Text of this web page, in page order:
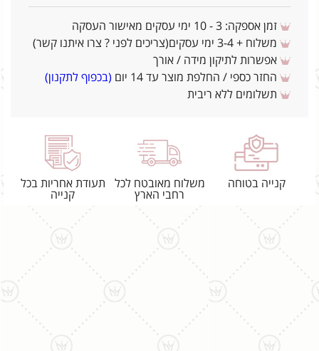
זמן אספקה: 3 - 10 ימי עסקים מאישור העסקה
משלוח + 3-4 ימי עסקים(צריכים לפני ? צרו איתנו קשר)
אפשרות לתיקון מידה / אורך
החזר כספי / החלפת מוצר עד 14 יום
(בכפוף לתקנון)
תשלומים ללא ריבית
קנייה בטוחה
משלוח מאובטח לכל
רחבי הארץ
תעודת אחריות בכל
קנייה